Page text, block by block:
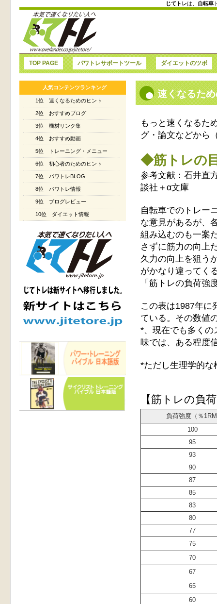
じてトレは、 自転車
速くなるた
もっと速くなるた
グ・論文などから
◆筋トレの
参考文献：石井直
談社＋α文庫
自転車でのトレー
な意見があるが、
組み込むのも一案
さずに筋力の向上
久力の向上を狙う
がかなり違ってく
「筋トレの負荷
この表は1987年に
ている。その数値
*、現在でも多くの
味では、ある程度
*ただし生理学的な
【筋トレの負
負荷強度（％
100
95
93
90
87
85
83
80
77
75
70
67
65
60
TOP PAGE パワトレサポートツール ダイエットのツボ
人気コンテンツランキング
1位 速くなるためのヒント
2位 おすすめブログ
3位 機材リンク集
4位 おすすめ動画
5位 トレーニング・メニュー
6位 初心者のためのヒント
7位 パワトレBLOG
8位 パワトレ情報
9位 ブログレビュー
10位 ダイエット情報